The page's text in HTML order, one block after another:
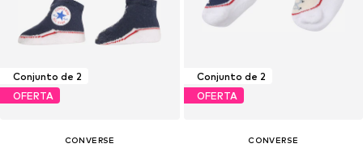
Conjunto de 2
OFERTA
CONVERSE
Conjunto de 2
OFERTA
CONVERSE